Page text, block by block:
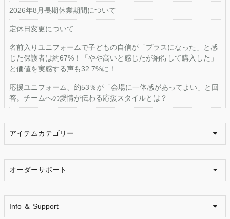
2026年8月長期休業期間について
定休日変更について
名前入りユニフォームで子どもの自信が「プラスになった」と感
じた保護者は約67%！「やや高いと感じたが納得して購入した」
と価値を実感する声も32.7%に！
応援ユニフォーム、約53％が「会場に一体感があってよい」と回
答。チームへの愛情が伝わる応援スタイルとは？
アイテムカテゴリー
オーダーサポート
Info ＆ Support